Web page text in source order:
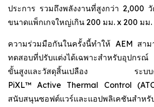
ประการ รวมถึงพลังงานที่สูงกว่า 2,000 วั
ขนาดแพ็กเกจใหญ่เกิน 200 มม. x 200 มม.
ความร่วมมือกันในครั้งนี้ทำให้ AEM สาม
ทดสอบที่ปรับแต่งได้เฉพาะสำหรับอุปกร
ขั้นสูงและวัสดุสิ้นเปลือง ระบบค
PiXL™ Active Thermal Control
สนับสนุนซอฟต์แวร์และแอปพลิเคชันสำหรั